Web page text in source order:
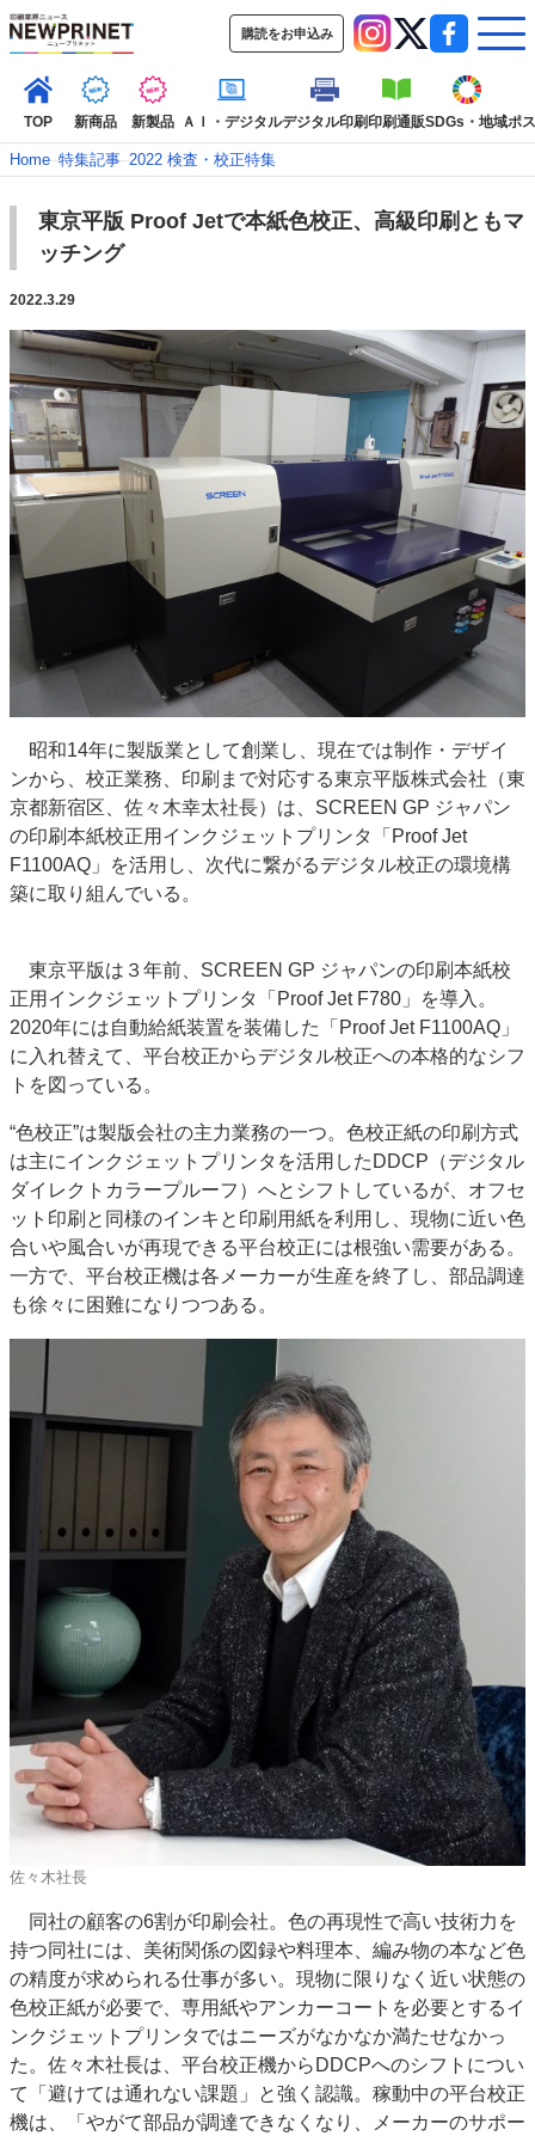
購読をお申込み
TOP 新商品 新製品 ＡＩ・デジタルデジタル印刷印刷通販SDGs・地域ポ
インデックス
TOP
新着記事
インタビュー
カテゴリー一覧
新商品 新製品 ＡＩ・デジタル デジタル印刷
印刷通販
SDGs・地域
ポストプレス イベント 信用情報
業界
市場・統計
人事・移転・異動・訃報
特集記事カテゴリー一覧
特集・デジタル印刷 アイデアで勝負！ ～多様なビジネス・多彩な商材～
JAPAN PACK 2023 特集
中古印刷機・製本機特集
2022 検査・校正特集
案内
発刊案内
JFPI印刷用語集 印刷機材年鑑
運営
会社案内
購読・購入申し込み
サイトポリシー
お問い合わせ
Home–特集記事–2022 検査・校正特集
東京平版 Proof Jetで本紙色校正、高級印刷ともマ
ッチング
2022.3.29
昭和14年に製版業として創業し、現在では制作・デザイ
ンから、校正業務、印刷まで対応する東京平版株式会社（東
京都新宿区、佐々木幸太社長）は、SCREEN GP ジャパン
の印刷本紙校正用インクジェットプリンタ「Proof Jet
F1100AQ」を活用し、次代に繋がるデジタル校正の環境構
築に取り組んでいる。
東京平版は３年前、SCREEN GP ジャパンの印刷本紙校
正用インクジェットプリンタ「Proof Jet F780」を導入。
2020年には自動給紙装置を装備した「Proof Jet F1100AQ」
に入れ替えて、平台校正からデジタル校正への本格的なシフ
トを図っている。
“色校正”は製版会社の主力業務の一つ。色校正紙の印刷方式
は主にインクジェットプリンタを活用したDDCP（デジタル
ダイレクトカラープルーフ）へとシフトしているが、オフセ
ット印刷と同様のインキと印刷用紙を利用し、現物に近い色
合いや風合いが再現できる平台校正には根強い需要がある。
一方で、平台校正機は各メーカーが生産を終了し、部品調達
も徐々に困難になりつつある。
佐々木社長
同社の顧客の6割が印刷会社。色の再現性で高い技術力を
持つ同社には、美術関係の図録や料理本、編み物の本など色
の精度が求められる仕事が多い。現物に限りなく近い状態の
色校正紙が必要で、専用紙やアンカーコートを必要とするイ
ンクジェットプリンタではニーズがなかなか満たせなかっ
た。佐々木社長は、平台校正機からDDCPへのシフトについ
て「避けては通れない課題」と強く認識。稼動中の平台校正
機は、「やがて部品が調達できなくなり、メーカーのサポー